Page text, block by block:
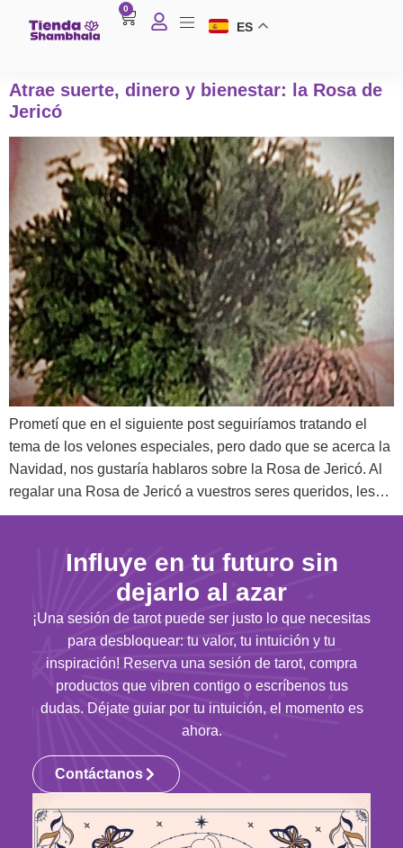
0
ES
Atrae suerte, dinero y bienestar: la Rosa de
Jericó
Prometí que en el siguiente post seguiríamos tratando el
tema de los velones especiales, pero dado que se acerca la
Navidad, nos gustaría hablaros sobre la Rosa de Jericó. Al
regalar una Rosa de Jericó a vuestros seres queridos, les…
Influye en tu futuro sin
dejarlo al azar
¡Una sesión de tarot puede ser justo lo que necesitas
para desbloquear: tu valor, tu intuición y tu
inspiración! Reserva una sesión de tarot, compra
productos que vibren contigo o escríbenos tus
dudas. Déjate guiar por tu intuición, el momento es
ahora.
Contáctanos